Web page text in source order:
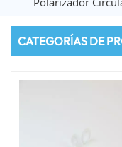
CATEGORÍAS DE